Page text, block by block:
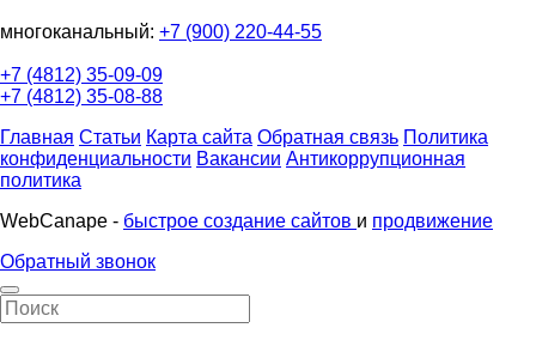
многоканальный: +7 (900) 220-44-55
+7 (4812) 35-09-09
+7 (4812) 35-08-88
Главная Статьи Карта сайта Обратная связь Политика
конфиденциальности Вакансии Антикоррупционная
политика
WebCanape - быстрое создание сайтов и продвижение
Обратный звонок